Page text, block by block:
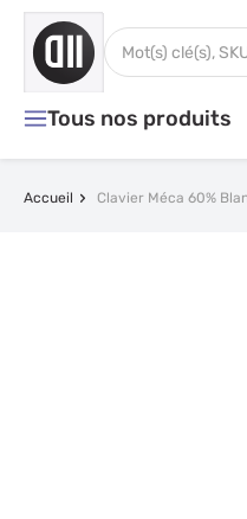
Aller au contenu
Rechercher dans
Tous nos produits
Accueil Clavier Méca 60%